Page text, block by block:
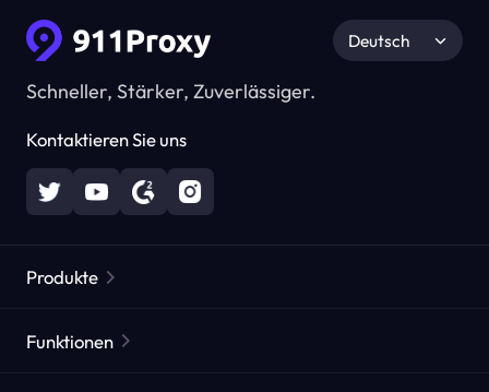
Schneller, Stärker, Zuverlässiger.
Kontaktieren Sie uns
Deutsch
Produkte
Funktionen